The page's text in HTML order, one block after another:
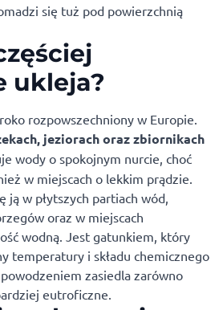
się tuż pod powierzchnią
ukleja?
rozpowszechniony w Europie.
jeziorach oraz zbiornikach
wody o spokojnym nurcie, choć
w miejscach o lekkim prądzie.
ją w płytszych partiach wód,
oraz w miejscach
wodną. Jest gatunkiem, który
temperatury i składu chemicznego
zasiedla zarówno
eutroficzne.